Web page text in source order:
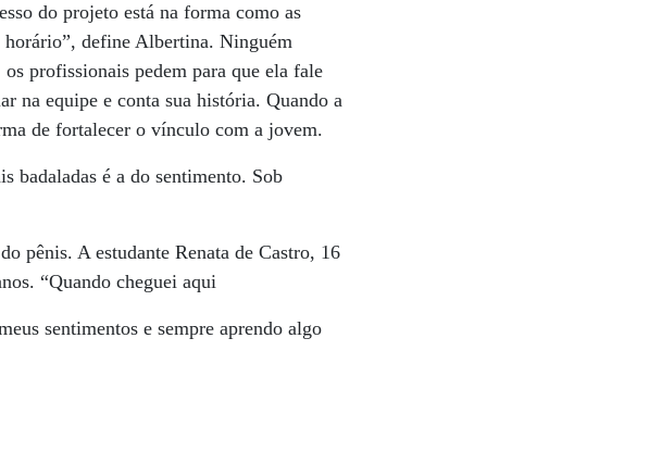
do projeto está na forma como as
horário”, define Albertina. Ninguém
profissionais pedem para que ela fale
na equipe e conta sua história. Quando a
de fortalecer o vínculo com a jovem.
badaladas é a do sentimento. Sob
pênis. A estudante Renata de Castro, 16
“Quando cheguei aqui
sentimentos e sempre aprendo algo